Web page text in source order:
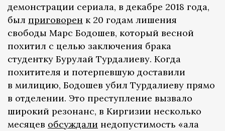
демонстрации сериала, в декабре 2018 года,
был приговорен к 20 годам лишения
свободы Марс Бодошев, который весной
похитил с целью заключения брака
студентку Бурулай Турдалиеву. Когда
похитителя и потерпевшую доставили
в милицию, Бодошев убил Турдалиеву прямо
в отделении. Это преступление вызвало
широкий резонанс, в Киргизии несколько
месяцев обсуждали недопустимость «ала